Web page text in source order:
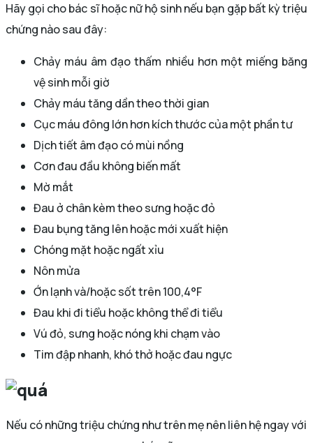
Hãy gọi cho bác sĩ hoặc nữ hộ sinh nếu bạn gặp bất kỳ triệu
chứng nào sau đây:
Chảy máu âm đạo thấm nhiều hơn một miếng băng
vệ sinh mỗi giờ
Chảy máu tăng dần theo thời gian
Cục máu đông lớn hơn kích thước của một phần tư
Dịch tiết âm đạo có mùi nồng
Cơn đau đầu không biến mất
Mờ mắt
Đau ở chân kèm theo sưng hoặc đỏ
Đau bụng tăng lên hoặc mới xuất hiện
Chóng mặt hoặc ngất xỉu
Nôn mửa
Ớn lạnh và/hoặc sốt trên 100,4°F
Đau khi đi tiểu hoặc không thể đi tiểu
Vú đỏ, sưng hoặc nóng khi chạm vào
Tim đập nhanh, khó thở hoặc đau ngực
Nếu có những triệu chứng như trên mẹ nên liên hệ ngay với